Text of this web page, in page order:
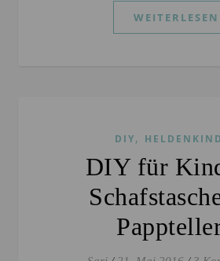
WEITERLESEN
DIY,
DIY für